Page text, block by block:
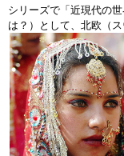
シリーズで「近現代の
は？）として、北欧（